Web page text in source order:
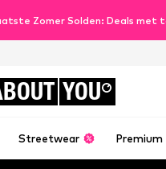
Zomer Solden: Deals met
YOU
Streetwear Premium